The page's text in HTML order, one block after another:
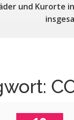
und Kurorte